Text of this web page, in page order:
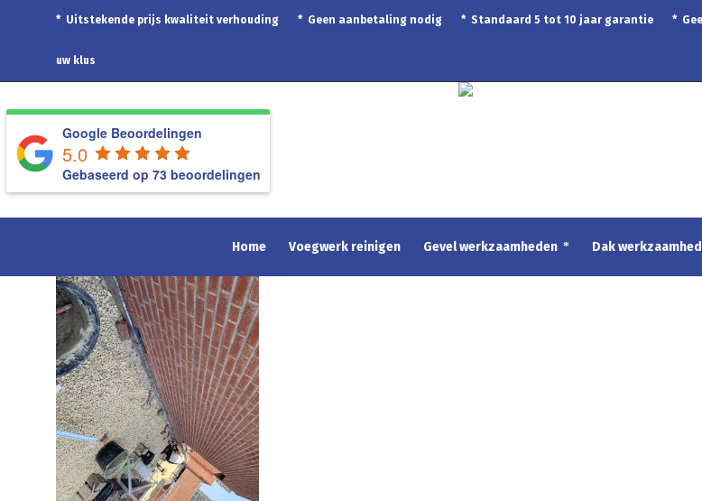
* Uitstekende prijs kwaliteit verhouding * Geen aanbetaling nodig * Standaard 5 tot 10 jaar garantie *
uw klus
Google Beoordelingen
5.0
Gebaseerd op 73 beoordelingen
Home Voegwerk reinigen Gevel werkzaamheden Dak